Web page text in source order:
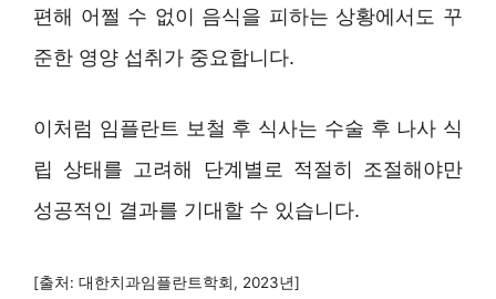
편해 어쩔 수 없이 음식을 피하는 상황에서도 꾸
준한 영양 섭취가 중요합니다.
이처럼 임플란트 보철 후 식사는 수술 후 나사 식
립 상태를 고려해 단계별로 적절히 조절해야만
성공적인 결과를 기대할 수 있습니다.
[출처: 대한치과임플란트학회, 2023년]